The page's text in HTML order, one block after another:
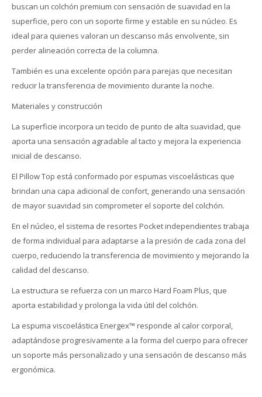
buscan un colchón premium con sensación de suavidad en la
superficie, pero con un soporte firme y estable en su núcleo. Es
ideal para quienes valoran un descanso más envolvente, sin
perder alineación correcta de la columna.
También es una excelente opción para parejas que necesitan
reducir la transferencia de movimiento durante la noche.
Materiales y construcción
La superficie incorpora un tecido de punto de alta suavidad, que
aporta una sensación agradable al tacto y mejora la experiencia
inicial de descanso.
El Pillow Top está conformado por espumas viscoelásticas que
brindan una capa adicional de confort, generando una sensación
de mayor suavidad sin comprometer el soporte del colchón.
En el núcleo, el sistema de resortes Pocket independientes trabaja
de forma individual para adaptarse a la presión de cada zona del
cuerpo, reduciendo la transferencia de movimiento y mejorando la
calidad del descanso.
La estructura se refuerza con un marco Hard Foam Plus, que
aporta estabilidad y prolonga la vida útil del colchón.
La espuma viscoelástica Energex™ responde al calor corporal,
adaptándose progresivamente a la forma del cuerpo para ofrecer
un soporte más personalizado y una sensación de descanso más
ergonómica.